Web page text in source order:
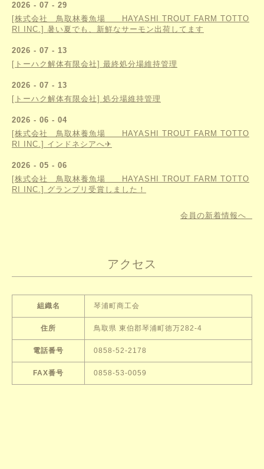
2026 - 07 - 29
[株式会社 鳥取林養魚場 HAYASHI TROUT FARM TOTTO
RI INC.] 暑い夏でも、新鮮なサーモン出荷してます
2026 - 07 - 13
[トーハク解体有限会社] 最終処分場維持管理
2026 - 07 - 13
[トーハク解体有限会社] 処分場維持管理
2026 - 06 - 04
[株式会社 鳥取林養魚場 HAYASHI TROUT FARM TOTTO
RI INC.] インドネシアへ✈
2026 - 05 - 06
[株式会社 鳥取林養魚場 HAYASHI TROUT FARM TOTTO
RI INC.] グランプリ受賞しました！
会員の新着情報へ
アクセス
組織名 琴浦町商工会
住所 鳥取県 東伯郡琴浦町徳万282-4
電話番号 0858-52-2178
FAX番号 0858-53-0059